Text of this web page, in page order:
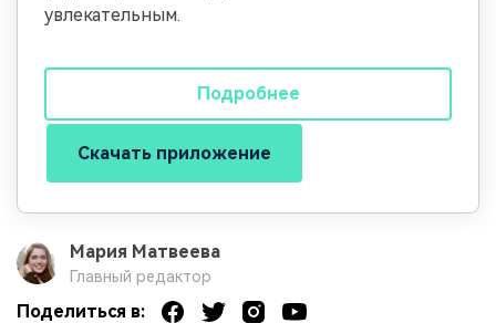
увлекательным.
Подробнее
Скачать приложение
Мария Матвеева
Главный редактор
Поделиться в: